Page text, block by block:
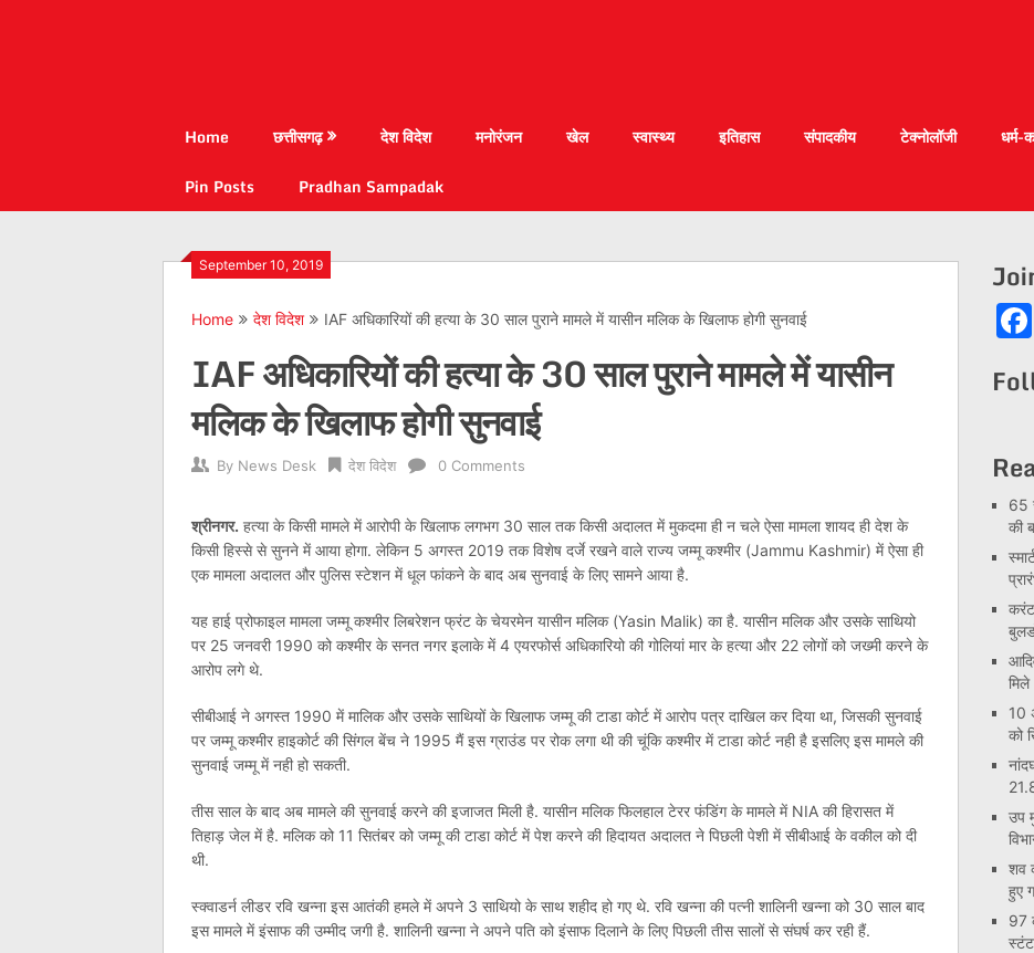
Home छत्तीसगढ़ देश विदेश मनोरंजन खेल स्वास्थ्य इतिहास संपादकीय टेक्नोलॉजी धर्म-
Pin Posts
Pradhan Sampadak
September 10, 2019
Home देश विदेश IAF अधिकारियों की हत्या के 30 साल पुराने मामले में यासीन मलिक के खिलाफ होगी सुनवाई
IAF अधिकारियों की हत्या के 30 साल पुराने मामले में यासीन
मलिक के खिलाफ होगी सुनवाई
By News Desk देश विदेश 0 Comments
श्रीनगर. हत्या के किसी मामले में आरोपी के खिलाफ लगभग 30 साल तक किसी अदालत में मुकदमा ही न चले ऐसा मामला शायद ही देश के
किसी हिस्से से सुनने में आया होगा. लेकिन 5 अगस्त 2019 तक विशेष दर्जे रखने वाले राज्य जम्मू कश्मीर (Jammu Kashmir) में ऐसा ही
एक मामला अदालत और पुलिस स्टेशन में धूल फांकने के बाद अब सुनवाई के लिए सामने आया है.
यह हाई प्रोफाइल मामला जम्मू कश्मीर लिबरेशन फ्रंट के चेयरमेन यासीन मलिक (Yasin Malik) का है. यासीन मलिक और उसके साथियो
पर 25 जनवरी 1990 को कश्मीर के सनत नगर इलाके में 4 एयरफोर्स अधिकारियो की गोलियां मार के हत्या और 22 लोगों को जख्मी करने के
आरोप लगे थे.
सीबीआई ने अगस्त 1990 में मालिक और उसके साथियों के खिलाफ जम्मू की टाडा कोर्ट में आरोप पत्र दाखिल कर दिया था, जिसकी सुनवाई
पर जम्मू कश्मीर हाइकोर्ट की सिंगल बेंच ने 1995 मैं इस ग्राउंड पर रोक लगा थी की चूंकि कश्मीर में टाडा कोर्ट नही है इसलिए इस मामले की
सुनवाई जम्मू में नही हो सकती.
तीस साल के बाद अब मामले की सुनवाई करने की इजाजत मिली है. यासीन मलिक फिलहाल टेरर फंडिंग के मामले में NIA की हिरासत में
तिहाड़ जेल में है. मलिक को 11 सितंबर को जम्मू की टाडा कोर्ट में पेश करने की हिदायत अदालत ने पिछली पेशी में सीबीआई के वकील को दी
थी.
स्क्वाडर्न लीडर रवि खन्ना इस आतंकी हमले में अपने 3 साथियो के साथ शहीद हो गए थे. रवि खन्ना की पत्नी शालिनी खन्ना को 30 साल बाद
इस मामले में इंसाफ की उम्मीद जगी है. शालिनी खन्ना ने अपने पति को इंसाफ दिलाने के लिए पिछली तीस सालों से संघर्ष कर रही हैं.
65
की
मिले
10
को
उप
शव
हुए
97
स्टंट